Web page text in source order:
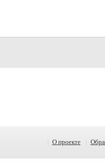
О проекте